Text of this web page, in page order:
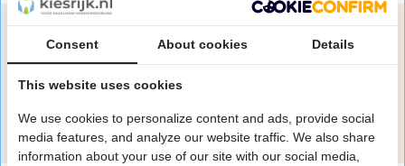
Onze specialisten helpen je graag! Spreek ons aan
in de chat of stuur een e-mail.
Stuur e-mail
Consent About cookies Details
This website uses cookies
We use cookies to personalize content and ads, provide social
media features, and analyze our website traffic. We also share
information about your use of our site with our social media,